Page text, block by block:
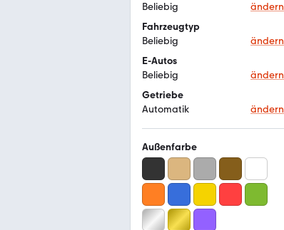
Beliebig
ändern
Fahrzeugtyp
Beliebig
ändern
E-Autos
Beliebig
ändern
Getriebe
Automatik
ändern
Außenfarbe